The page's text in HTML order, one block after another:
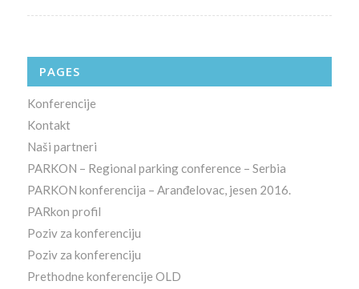
PAGES
Konferencije
Kontakt
Naši partneri
PARKON – Regional parking conference – Serbia
PARKON konferencija – Aranđelovac, jesen 2016.
PARkon profil
Poziv za konferenciju
Poziv za konferenciju
Prethodne konferencije OLD